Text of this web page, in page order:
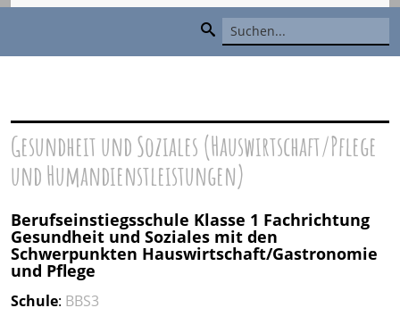
Gesundheit und Soziales (Hauswirtschaft/Pflege
und Humandienstleistungen)
Berufseinstiegsschule Klasse 1 Fachrichtung
Gesundheit und Soziales mit den
Schwerpunkten Hauswirtschaft/Gastronomie
und Pflege
Schule: BBS3